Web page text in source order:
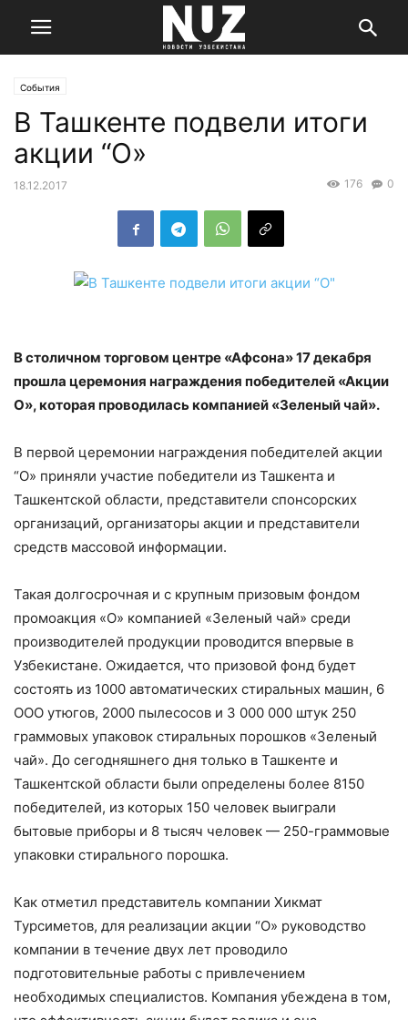
События
В Ташкенте подвели итоги
акции “О»
18.12.2017 0
176
В столичном торговом центре «Афсона» 17 декабря
прошла церемония награждения победителей «Акции
О», которая проводилась компанией «Зеленый чай».
В первой церемонии награждения победителей акции
“О» приняли участие победители из Ташкента и
Ташкентской области, представители спонсорских
организаций, организаторы акции и представители
средств массовой информации.
Такая долгосрочная и с крупным призовым фондом
промоакция «О» компанией «Зеленый чай» среди
производителей продукции проводится впервые в
Узбекистане. Ожидается, что призовой фонд будет
состоять из 1000 автоматических стиральных машин, 6
ООО утюгов, 2000 пылесосов и 3 000 000 штук 250
граммовых упаковок стиральных порошков «Зеленый
чай». До сегодняшнего дня только в Ташкенте и
Ташкентской области были определены более 8150
победителей, из которых 150 человек выиграли
бытовые приборы и 8 тысяч человек — 250-граммовые
упаковки стирального порошка.
Как отметил представитель компании Хикмат
Турсиметов, для реализации акции “О» руководство
компании в течение двух лет проводило
подготовительные работы с привлечением
необходимых специалистов. Компания убеждена в том,